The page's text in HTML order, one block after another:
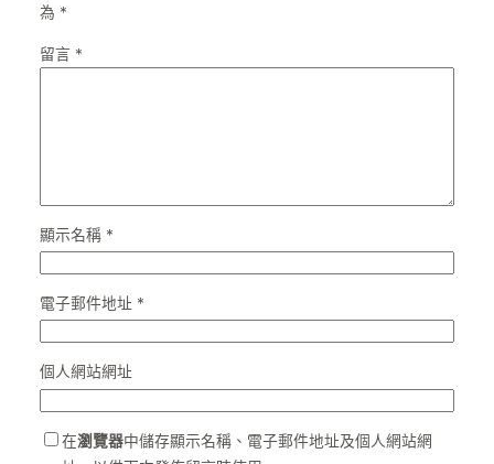
為 *
留言 *
顯示名稱 *
電子郵件地址 *
個人網站網址
在瀏覽器中儲存顯示名稱、電子郵件地址及個人網站網